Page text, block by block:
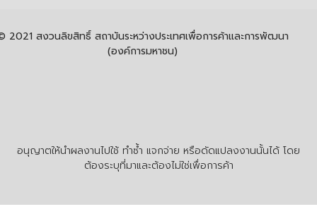
อนุญาตให้นำผลงานไปใช้ ทำซ้ำ แจกจ่าย หรือดัดแปลงงานนั้นได้ โดย
ต้องระบุที่มาและต้องไม่ใช่เพื่อการค้า
2021 สงวนลิขสิทธิ์ สถาบันระหว่างประเทศเพื่อการค้าและการพัฒนา
(องค์การมหาชน)